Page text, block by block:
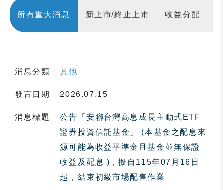
所有重大消息 新上市/終止上市 收益分配
消息分類 其他
發言日期 2026.07.15
消息標題
公告「安聯台灣高息成長主動式ETF
證券投資信託基金」 (本基金之配息來
源可能為收益平準金且基金並無保證
收益及配息 )，擬自115年07月16日
起，結束初級市場配售作業